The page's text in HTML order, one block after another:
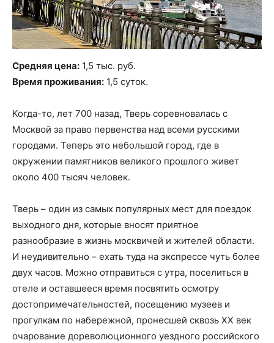
Средняя цена: 1,5 тыс. руб.
Время проживания: 1,5 суток.
Когда-то, лет 700 назад, Тверь соревновалась с
Москвой за право первенства над всеми русскими
городами. Теперь это небольшой город, где в
окружении памятников великого прошлого живет
около 400 тысяч человек.
Тверь – один из самых популярных мест для поездок
выходного дня, которые вносят приятное
разнообразие в жизнь москвичей и жителей области.
И неудивительно – ехать туда на экспрессе чуть более
двух часов. Можно отправиться с утра, поселиться в
отеле и оставшееся время посвятить осмотру
достопримечательностей, посещению музеев и
прогулкам по набережной, пронесшей сквозь XX век
очарование дореволюционного уездного российского